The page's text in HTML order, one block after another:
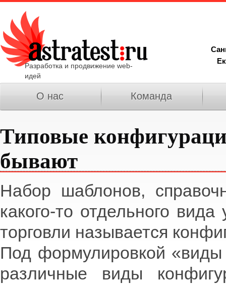
Разработка и продвижение web-
идей
О нас Команда
Типовые
бывают
Набор шаблонов,
какого-то отдельного
торговли называется
Под формулировкой
различные виды